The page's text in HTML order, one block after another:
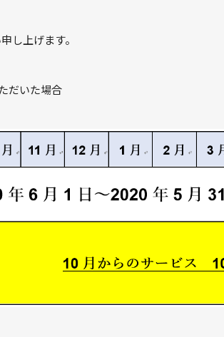
し上げます。
だいた場合